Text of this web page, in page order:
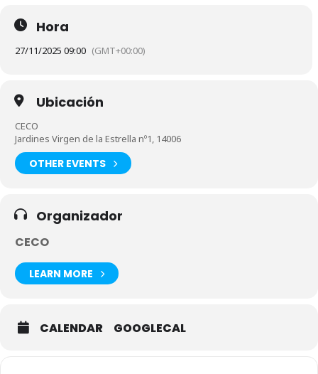
Hora
27/11/2025 09:00 (GMT+00:00)
Ubicación
CECO
Jardines Virgen de la Estrella nº1, 14006
OTHER EVENTS
Organizador
CECO
LEARN MORE
CALENDAR GOOGLECAL